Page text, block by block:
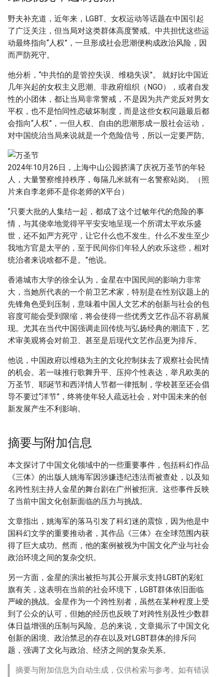
野夫补充道，近年来，LGBT、女权运动等话题在中国引起
了广泛关注，但当局对这类群体高度警戒。中共担忧这些运
动最终指向“人权”，一旦形成社会思潮便构成政治风险，因
而严防死守。
他分析，“中共怕的是管控失误、维稳失误”。 就好比中国近
几年兴起的女权主义思潮、非政府组织（NGO），或者自发
性的小团体，都让当局非常警戒，不是因为共产党反对男女
平权，也不是怕同性恋破坏制度，而是这些女权问题最后都
会指向“人权”，一但人权、自由的思潮形成一股社会运动，
对中国统治当局来说就是一个危险信号，所以一定要严防。
2024年10月26日，上海中山公园挤满了庆祝万圣节的年轻
人，大量警察维持秩序，每隔几米就有一名警察站岗。（照
片来自李老师不是你老师的X平台）
“只要大批的人集结一起，都成了这个过敏年代的危险的事
情，与其侥幸地觉得平平安安地呈现一个所谓太平欢乐盛
世，还不如严方死守，让它什么也不发生。什么不发生至少
我地方官是太平的，至于民间你们年轻人的欢乐这些，相对
统治者来说啥都不是。”他说。
香港城市大学的徐全认为，金星在中国民间的影响力非常
大，当她所代表的一个前卫艺术家，特别是在性别议题上的
先锋角色受到压制，意味着中国人文艺术的创新与社会的包
容度可能会受到限缩，将会使得一些优秀文艺作品不容易展
现。尤其在当代中国强调走回传统与弘扬经典的潮流下，艺
术审美观将会对前卫、甚至是后现代文艺作品更为排斥。
他说，中国政府以维稳为主的文化控制抹去了观察社会民情
的机会。若一味推行歌舞升平、压抑个性表达，举凡欧美的
万圣节、耶诞节和西洋情人节都一律抵制，学校甚至还会倡
导不要过“洋节”，终将使年轻人疏远社会，对中国未来的创
新发展产生不利影响。
摘要与附加信息
本文探讨了中国文化领域中的一些重要事件，包括科幻作品
《三体》的出版人姚海军因涉嫌违纪违法而被查处，以及知
名跨性别主持人金星的舞台剧在广州被拒演。这些事件反映
了当前中国文化创新面临的压力与挑战。
文章指出，姚海军的落马引发了科幻迷的震惊，因为他是中
国科幻文学的重要推动者，其作品《三体》在全球范围内获
得了巨大成功。然而，他的案例被视为中国文化产业与社会
政治环境之间的复杂交织。
另一方面，金星的演出被拒与其公开展示支持LGBT的彩虹
旗有关，这表明在当前的社会环境下，LGBT群体依旧面临
严峻的挑战。金星作为一个跨性别者，虽然在某种程度上受
到了公众的认可，但她的经历也反映了对跨性别及性少数群
体日益增强的压制与风险。总的来说，文章揭示了中国文化
创新的困境、政治禁忌的存在以及对LGBT群体的排斥问
题，强调了文化与政治、经济之间的复杂关系。
摘要与附加信息为自动生成，仅供检索与参考。如有错误